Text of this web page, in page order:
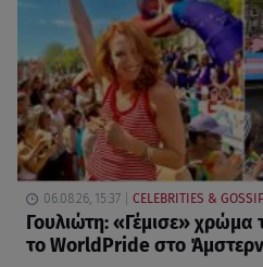
06.08.26, 15:37 CELEBRITIES &
Γουλιώτη: «Γέμισε»
το WorldPride στο